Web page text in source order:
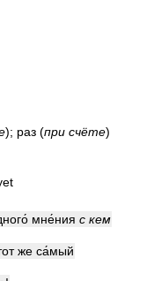
); раз (при счёте)
мне́ния с кем
же са́мый